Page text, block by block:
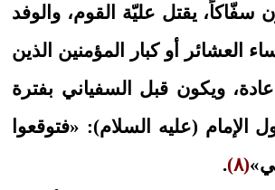
سفّاكاً، يقتل عليّة القوم، والوفد
العشائر أو كبار المؤمنين الذين
ويكون قبل السفياني بفترة
الإمام (عليه السلام): «فتوقعوا
(٨)
.